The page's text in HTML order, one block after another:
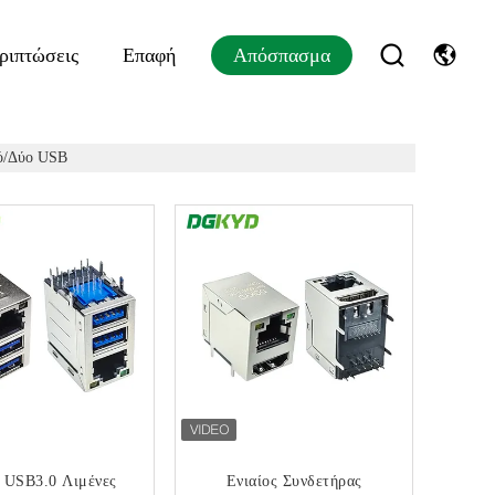
Επαφή Απόσπασμα
Δύο USB
USB3.0 Λιμένες
Ενιαίος Συνδετήρας